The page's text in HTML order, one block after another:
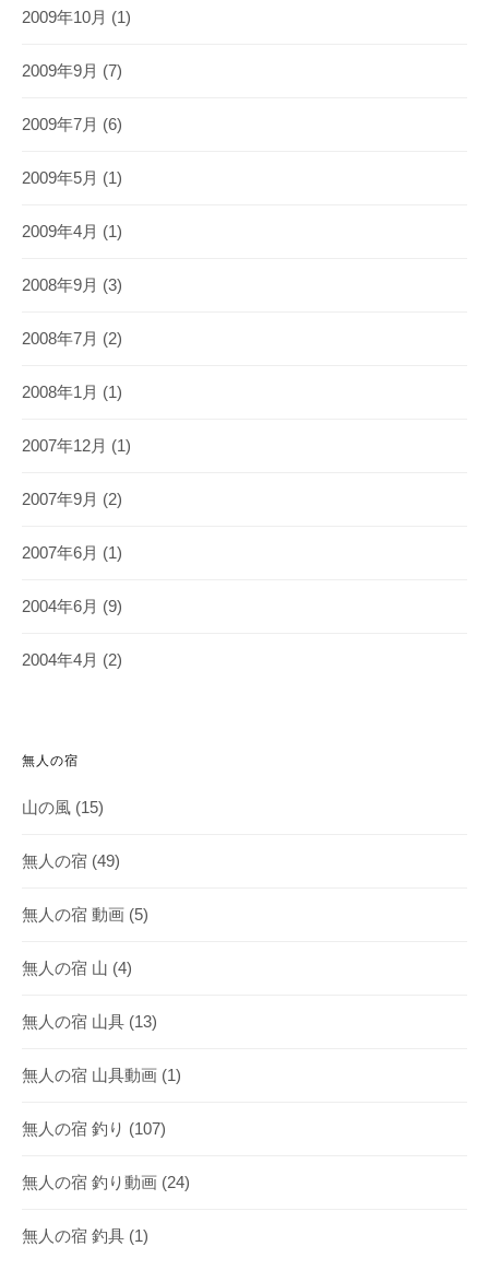
2009年10月 (1)
2009年9月 (7)
2009年7月 (6)
2009年5月 (1)
2009年4月 (1)
2008年9月 (3)
2008年7月 (2)
2008年1月 (1)
2007年12月 (1)
2007年9月 (2)
2007年6月 (1)
2004年6月 (9)
2004年4月 (2)
無人の宿
山の風 (15)
無人の宿 (49)
無人の宿 動画 (5)
無人の宿 山 (4)
無人の宿 山具 (13)
無人の宿 山具動画 (1)
無人の宿 釣り (107)
無人の宿 釣り動画 (24)
無人の宿 釣具 (1)